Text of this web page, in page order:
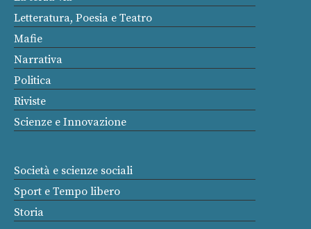
Letteratura, Poesia e Teatro
Mafie
Narrativa
Politica
Riviste
Scienze e Innovazione
Società e scienze sociali
Sport e Tempo libero
Storia